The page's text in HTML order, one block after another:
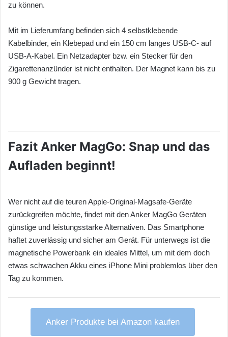
zu können.
Mit im Lieferumfang befinden sich 4 selbstklebende
Kabelbinder, ein Klebepad und ein 150 cm langes USB-C- auf
USB-A-Kabel. Ein Netzadapter bzw. ein Stecker für den
Zigarettenanzünder ist nicht enthalten. Der Magnet kann bis zu
900 g Gewicht tragen.
Fazit Anker MagGo: Snap und das
Aufladen beginnt!
Wer nicht auf die teuren Apple-Original-Magsafe-Geräte
zurückgreifen möchte, findet mit den Anker MagGo Geräten
günstige und leistungsstarke Alternativen. Das Smartphone
haftet zuverlässig und sicher am Gerät. Für unterwegs ist die
magnetische Powerbank ein ideales Mittel, um mit dem doch
etwas schwachen Akku eines iPhone Mini problemlos über den
Tag zu kommen.
Anker Produkte bei Amazon kaufen